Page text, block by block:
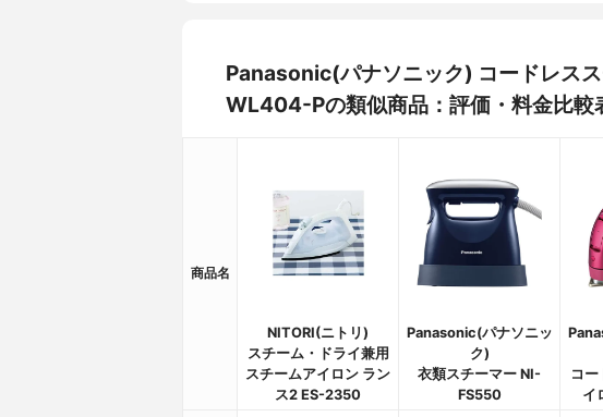
Panasonic(パナソニック) コードレス
WL404-Pの類似商品：評価・料金比較
商品名
NITORI(ニトリ)
スチーム・ドライ兼用
スチームアイロン ラン
ス2 ES-2350
Panasonic(パナソニッ
ク)
衣類スチーマー NI-
FS550
コ
イ